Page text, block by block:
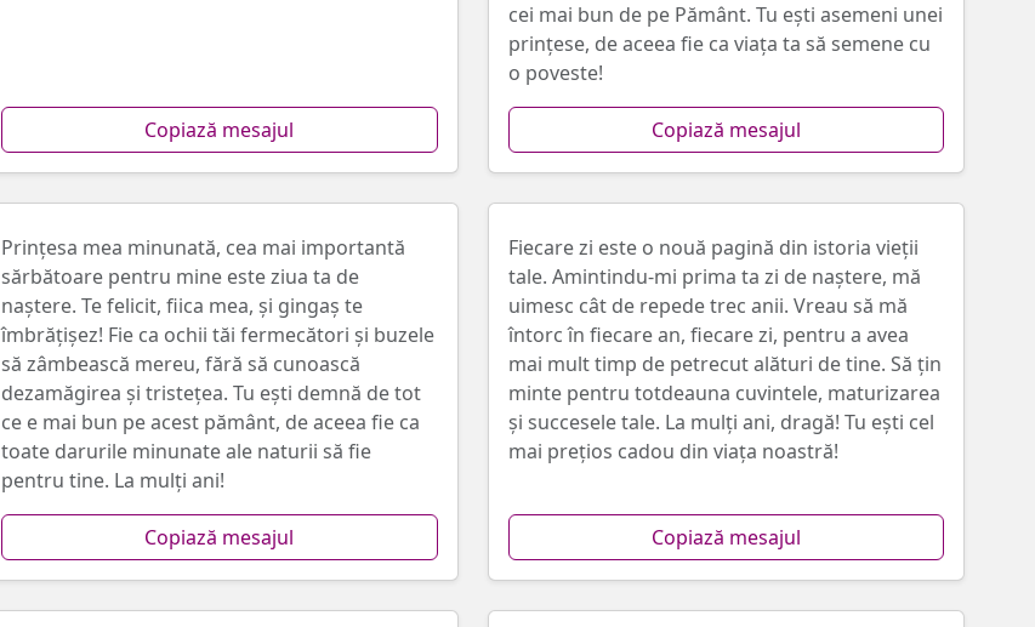
Copiază mesajul
cei mai bun de pe Pământ. Tu ești asemeni unei
prințese, de aceea fie ca viața ta să semene cu
o poveste!
Copiază mesajul
Prințesa mea minunată, cea mai importantă
sărbătoare pentru mine este ziua ta de
naștere. Te felicit, fiica mea, și gingaș te
îmbrățișez! Fie ca ochii tăi fermecători și buzele
să zâmbească mereu, fără să cunoască
dezamăgirea și tristețea. Tu ești demnă de tot
ce e mai bun pe acest pământ, de aceea fie ca
toate darurile minunate ale naturii să fie
pentru tine. La mulți ani!
Copiază mesajul
Fiecare zi este o nouă pagină din istoria vieții
tale. Amintindu-mi prima ta zi de naștere, mă
uimesc cât de repede trec anii. Vreau să mă
întorc în fiecare an, fiecare zi, pentru a avea
mai mult timp de petrecut alături de tine. Să țin
minte pentru totdeauna cuvintele, maturizarea
și succesele tale. La mulți ani, dragă! Tu ești cel
mai prețios cadou din viața noastră!
Copiază mesajul